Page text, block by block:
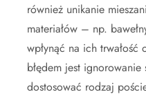
również unikanie
materiałów – np.
wpłynąć na ich
błędem jest
dostosować rodzaj